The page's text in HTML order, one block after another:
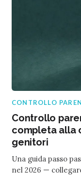
CONTROLLO
Controllo
completa alla
genitori
Una guida passo
nel 2026 —